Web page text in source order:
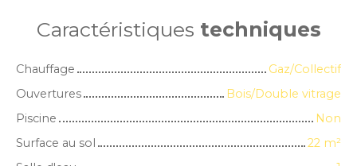
Caractéristiques techniques
Chauffage
Gaz/Collectif
Ouvertures
Bois/Double vitrage
Piscine
Non
Surface au sol
22 m²